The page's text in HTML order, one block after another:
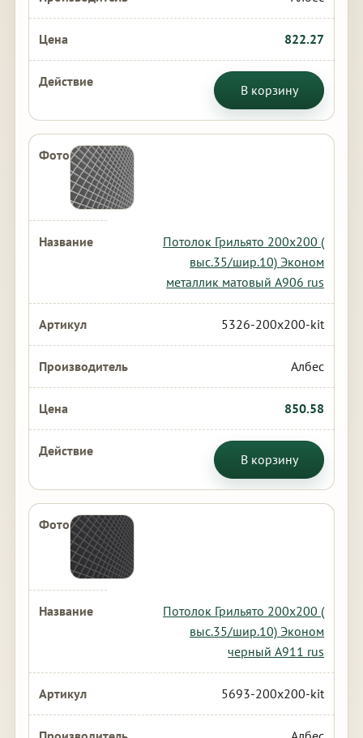
822.27
В корзину
Потолок Грильято 200х200 (
выс.35/шир.10) Эконом
металлик матовый А906 rus
5326-200x200-kit
Албес
850.58
В корзину
Потолок Грильято 200х200 (
выс.35/шир.10) Эконом
черный А911 rus
5693-200x200-kit